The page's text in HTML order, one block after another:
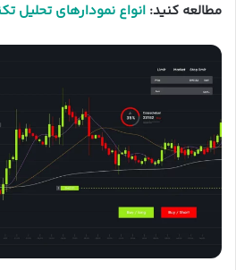
مطالعه کنید: انواع نمودارهای تحلیل